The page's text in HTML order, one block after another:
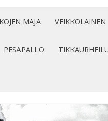
MAJA VEIKKOLAINEN
PESÄPALLO